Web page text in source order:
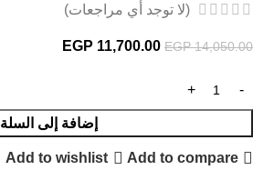
(لا توجد أي مراجعات)
EGP14,050.00
EGP 11,700.00
إضافة إلى السلة
Add to compare
Add to wishlist